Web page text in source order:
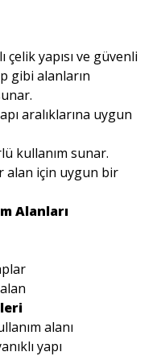
çelik yapısı ve güvenli
gibi alanların
aralıklarına uygun
kullanım sunar.
alan için uygun bir
Alanları
alanı
yapı